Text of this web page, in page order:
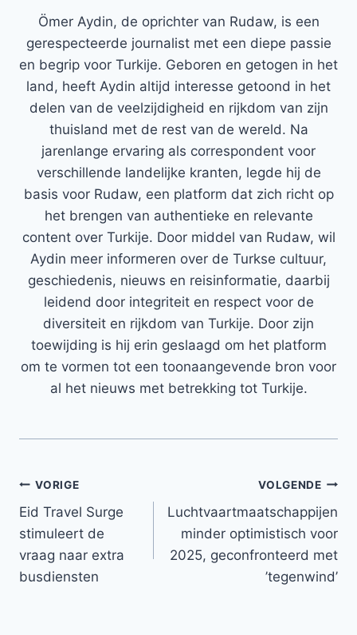
Ömer Aydin, de oprichter van Rudaw, is een
gerespecteerde journalist met een diepe passie
en begrip voor Turkije. Geboren en getogen in het
land, heeft Aydin altijd interesse getoond in het
delen van de veelzijdigheid en rijkdom van zijn
thuisland met de rest van de wereld. Na
jarenlange ervaring als correspondent voor
verschillende landelijke kranten, legde hij de
basis voor Rudaw, een platform dat zich richt op
het brengen van authentieke en relevante
content over Turkije. Door middel van Rudaw, wil
Aydin meer informeren over de Turkse cultuur,
geschiedenis, nieuws en reisinformatie, daarbij
leidend door integriteit en respect voor de
diversiteit en rijkdom van Turkije. Door zijn
toewijding is hij erin geslaagd om het platform
om te vormen tot een toonaangevende bron voor
al het nieuws met betrekking tot Turkije.
Bericht
navigatie
VORIGE
Eid Travel Surge
stimuleert de
vraag naar extra
busdiensten
VOLGENDE
Luchtvaartmaatschappijen
minder optimistisch voor
2025, geconfronteerd met
’tegenwind’